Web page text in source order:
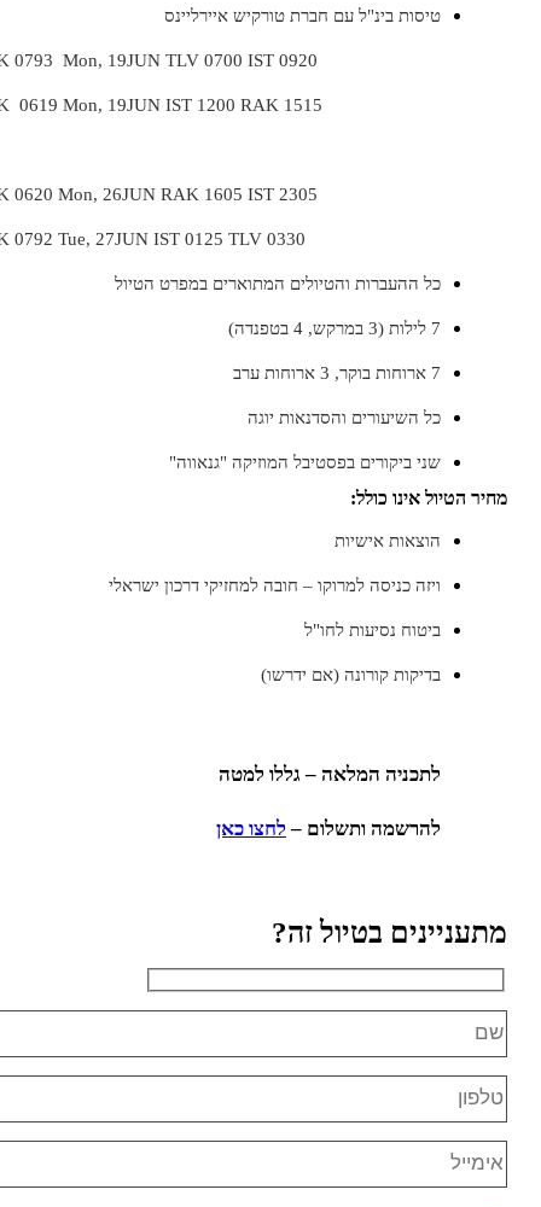
טיסות בינ"ל עם חברת טורקיש איירליינס
TK 0793 Mon, 19JUN TLV 0700 IST 0920
TK 0619 Mon, 19JUN IST 1200 RAK 1515
TK 0620 Mon, 26JUN RAK 1605 IST 2305
TK 0792 Tue, 27JUN IST 0125 TLV 0330
כל ההעברות והטיולים המתוארים במפרט הטיול
כל השיעורים והסדנאות יוגה
שני ביקורים בפסטיבל המוזיקה "גנאווה"
הטיול אינו כולל:
הוצאות אישיות
ויזה כניסה למרוקו – חובה למחזיקי דרכון ישראלי
ביטוח נסיעות לחו"ל
בדיקות קורונה (אם ידרשו)
לתכניה המלאה – גללו למטה
להרשמה ותשלום –לחצו כאן
בטיול זה?